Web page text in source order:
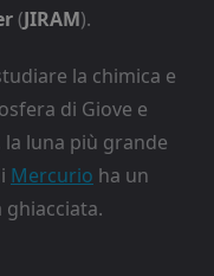
(JIRAM).
la chimica e
di Giove e
la luna più grande
Mercurio ha un